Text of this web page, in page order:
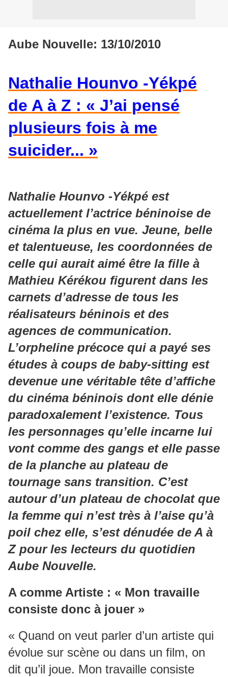
Aube Nouvelle: 13/10/2010
Nathalie Hounvo -Yékpé
de A à Z : « J’ai pensé
plusieurs fois à me
suicider... »
Nathalie Hounvo -Yékpé est
actuellement l’actrice béninoise de
cinéma la plus en vue. Jeune, belle
et talentueuse, les coordonnées de
celle qui aurait aimé être la fille à
Mathieu Kérékou figurent dans les
carnets d’adresse de tous les
réalisateurs béninois et des
agences de communication.
L’orpheline précoce qui a payé ses
études à coups de baby-sitting est
devenue une véritable tête d’affiche
du cinéma béninois dont elle dénie
paradoxalement l’existence. Tous
les personnages qu’elle incarne lui
vont comme des gangs et elle passe
de la planche au plateau de
tournage sans transition. C’est
autour d’un plateau de chocolat que
la femme qui n’est très à l’aise qu’à
poil chez elle, s’est dénudée de A à
Z pour les lecteurs du quotidien
Aube Nouvelle.
A comme Artiste : « Mon travaille
consiste donc à jouer »
« Quand on veut parler d’un artiste qui
évolue sur scène ou dans un film, on
dit qu’il joue. Mon travaille consiste